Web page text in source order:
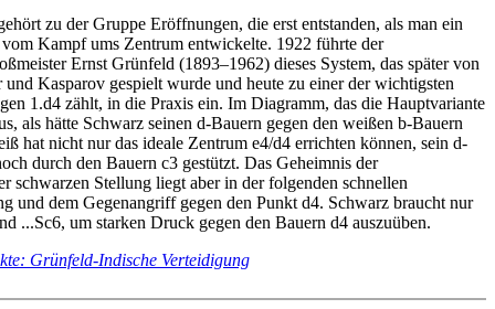
zu der Gruppe Eröffnungen, die erst entstanden, als man ein
vom Kampf ums Zentrum entwickelte. 1922 führte der
Ernst Grünfeld (1893–1962) dieses System, das später von
Kasparov gespielt wurde und heute zu einer der wichtigsten
1.d4 zählt, in die Praxis ein. Im Diagramm, das die Hauptvariante
als hätte Schwarz seinen d-Bauern gegen den weißen b-Bauern
hat nicht nur das ideale Zentrum e4/d4 errichten können, sein d-
durch den Bauern c3 gestützt. Das Geheimnis der
schwarzen Stellung liegt aber in der folgenden schnellen
und dem Gegenangriff gegen den Punkt d4. Schwarz braucht nur
...Sc6, um starken Druck gegen den Bauern d4 auszuüben.
Grünfeld-Indische Verteidigung